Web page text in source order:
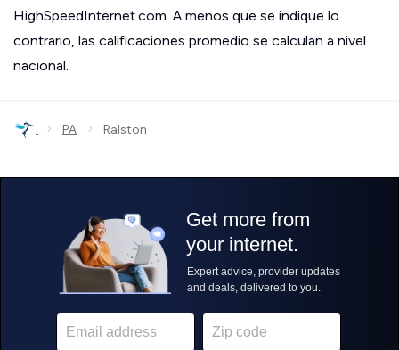
HighSpeedInternet.com. A menos que se indique lo
contrario, las calificaciones promedio se calculan a nivel
nacional.
› PA › Ralston